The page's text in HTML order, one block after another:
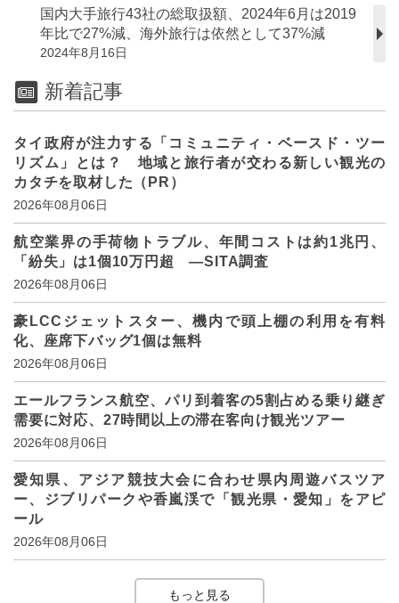
国内大手旅行43社の総取扱額、2024年6月は2019
年比で27%減、海外旅行は依然として37%減
2024年8月16日
新着記事
タイ政府が注力する「コミュニティ・ベースド・ツー
リズム」とは？ 地域と旅行者が交わる新しい観光の
カタチを取材した（PR）
2026年08月06日
航空業界の手荷物トラブル、年間コストは約1兆円、
「紛失」は1個10万円超 ―SITA調査
2026年08月06日
豪LCCジェットスター、機内で頭上棚の利用を有料
化、座席下バッグ1個は無料
2026年08月06日
エールフランス航空、パリ到着客の5割占める乗り継ぎ
需要に対応、27時間以上の滞在客向け観光ツアー
2026年08月06日
愛知県、アジア競技大会に合わせ県内周遊バスツア
ー、ジブリパークや香嵐渓で「観光県・愛知」をアピ
ール
2026年08月06日
もっと見る